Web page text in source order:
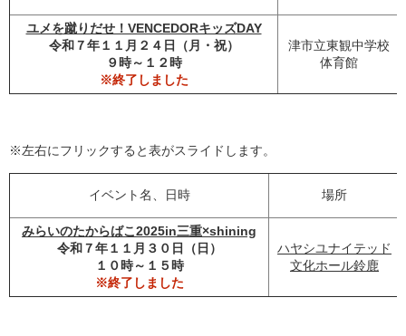
ユメを蹴りだせ！VENCEDORキッズDAY
令和７年１１月２４日（月・祝）
９時～１２時
※終了しました
津市立東観中学校
体育館
※左右にフリックすると表がスライドします。
イベント名、日時 場所
みらいのたからばこ2025in三重×shining
令和７年１１月３０日（日）
１０時～１５時
※終了しました
ハヤシユナイテッド
文化ホール鈴鹿